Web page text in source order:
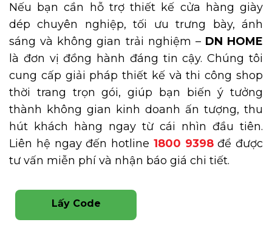
Nếu bạn cần hỗ trợ thiết kế cửa hàng giày
dép chuyên nghiệp, tối ưu trưng bày, ánh
sáng và không gian trải nghiệm – DN HOME
là đơn vị đồng hành đáng tin cậy. Chúng tôi
cung cấp giải pháp thiết kế và thi công shop
thời trang trọn gói, giúp bạn biến ý tưởng
thành không gian kinh doanh ấn tượng, thu
hút khách hàng ngay từ cái nhìn đầu tiên.
Liên hệ ngay đến hotline 1800 9398để được
tư vấn miễn phí và nhận báo giá chi tiết.
Lấy Code